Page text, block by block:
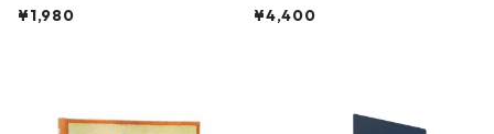
ch 3532 ルートート WR.ポーチ.ラ
¥1,980
AKU Timeless 100パーセント ス
¥4,400